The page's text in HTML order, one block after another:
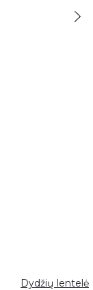
Dydžių lentelė